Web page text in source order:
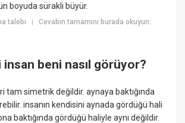
boyuda sürakli büyür.
talebi |Cevabın tamamını burada okuyun:
insan beni nasıl görüyor?
tam simetrik değildir. aynaya baktığında
insanın kendisini aynada gördüğü hali
baktığında gördüğü haliyle aynı değildir.